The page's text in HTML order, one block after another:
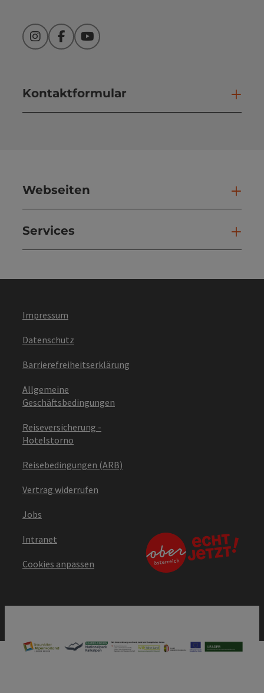
InstagramFacebookYouTube
Kontaktformular
Webseiten
Services
Impressum
Datenschutz
Barrierefreiheitserklärung
Allgemeine
Geschäftsbedingungen
Reiseversicherung -
Hotelstorno
Reisebedingungen (ARB)
Vertrag widerrufen
Jobs
Intranet
Cookies anpassen